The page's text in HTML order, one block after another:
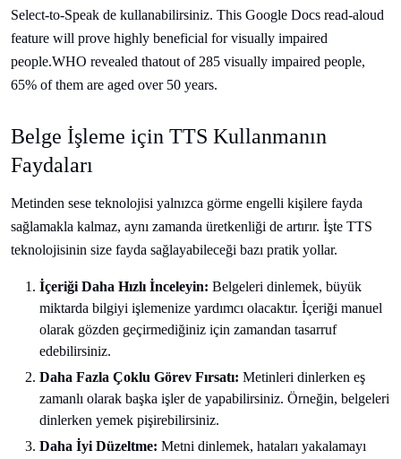
Select-to-Speak de kullanabilirsiniz. This Google Docs read-aloud
feature will prove highly beneficial for visually impaired
people.WHO revealed thatout of 285 visually impaired people,
65% of them are aged over 50 years.
Belge İşleme için TTS Kullanmanın
Faydaları
Metinden sese teknolojisi yalnızca görme engelli kişilere fayda
sağlamakla kalmaz, aynı zamanda üretkenliği de artırır. İşte TTS
teknolojisinin size fayda sağlayabileceği bazı pratik yollar.
İçeriği Daha Hızlı İnceleyin: Belgeleri dinlemek, büyük
miktarda bilgiyi işlemenize yardımcı olacaktır. İçeriği manuel
olarak gözden geçirmediğiniz için zamandan tasarruf
edebilirsiniz.
Daha Fazla Çoklu Görev Fırsatı: Metinleri dinlerken eş
zamanlı olarak başka işler de yapabilirsiniz. Örneğin, belgeleri
dinlerken yemek pişirebilirsiniz.
Daha İyi Düzeltme: Metni dinlemek, hataları yakalamayı